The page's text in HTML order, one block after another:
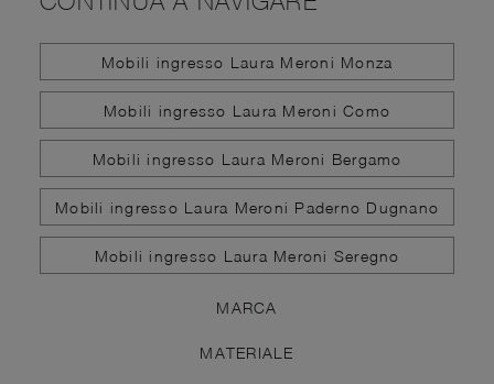
Mobili ingresso Laura Meroni Monza
Mobili ingresso Laura Meroni Como
Mobili ingresso Laura Meroni Bergamo
Mobili ingresso Laura Meroni Paderno Dugnano
Mobili ingresso Laura Meroni Seregno
MARCA
MATERIALE